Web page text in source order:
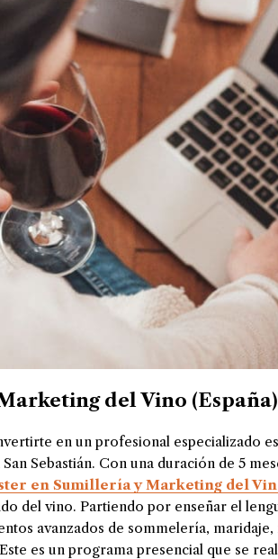
del Vino (España)
en un profesional especializado
Sebastián. Con una duración de 5
en Sumillería y Marketing del
del vino. Partiendo por enseñar el
avanzados de sommelería,
es un programa presencial que se